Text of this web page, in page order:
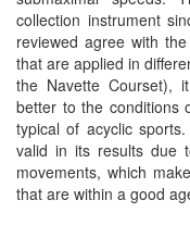
collection instrument
reviewed agree with
that are applied in
the Navette Courset),
better to the conditions
typical of acyclic
valid in its results due
movements, which
that are within a good